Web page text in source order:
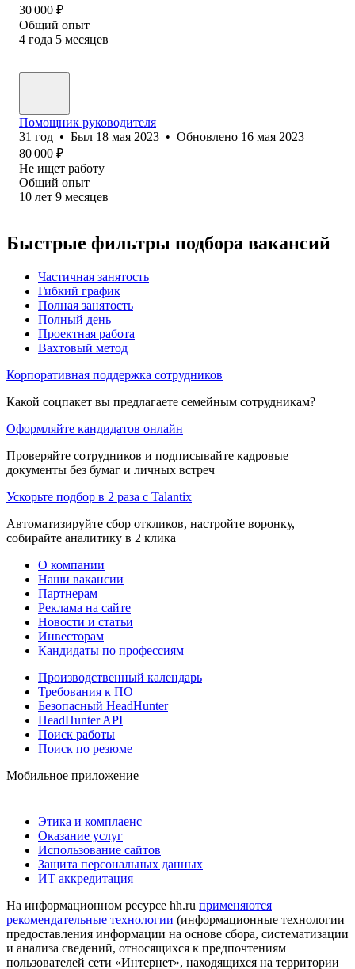
30 000 ₽
Общий опыт
4 года 5 месяцев
Помощник руководителя
31 год • Был 18 мая 2023 • Обновлено 16 мая 2023
80 000 ₽
Не ищет работу
Общий опыт
10 лет 9 месяцев
Быстрые фильтры подбора вакансий
Частичная занятость
Гибкий график
Полная занятость
Полный день
Проектная работа
Вахтовый метод
Корпоративная поддержка сотрудников
Какой соцпакет вы предлагаете семейным сотрудникам?
Оформляйте кандидатов онлайн
Проверяйте сотрудников и подписывайте кадровые
документы без бумаг и личных встреч
Ускорьте подбор в 2 раза с Talantix
Автоматизируйте сбор откликов, настройте воронку,
собирайте аналитику в 2 клика
О компании
Наши вакансии
Партнерам
Реклама на сайте
Новости и статьи
Инвесторам
Кандидаты по профессиям
Производственный календарь
Требования к ПО
Безопасный HeadHunter
HeadHunter API
Поиск работы
Поиск по резюме
Мобильное приложение
Этика и комплаенс
Оказание услуг
Использование сайтов
Защита персональных данных
ИТ аккредитация
На информационном ресурсе hh.ru применяются
рекомендательные технологии (информационные технологии
предоставления информации на основе сбора, систематизации
и анализа сведений, относящихся к предпочтениям
пользователей сети «Интернет», находящихся на территории